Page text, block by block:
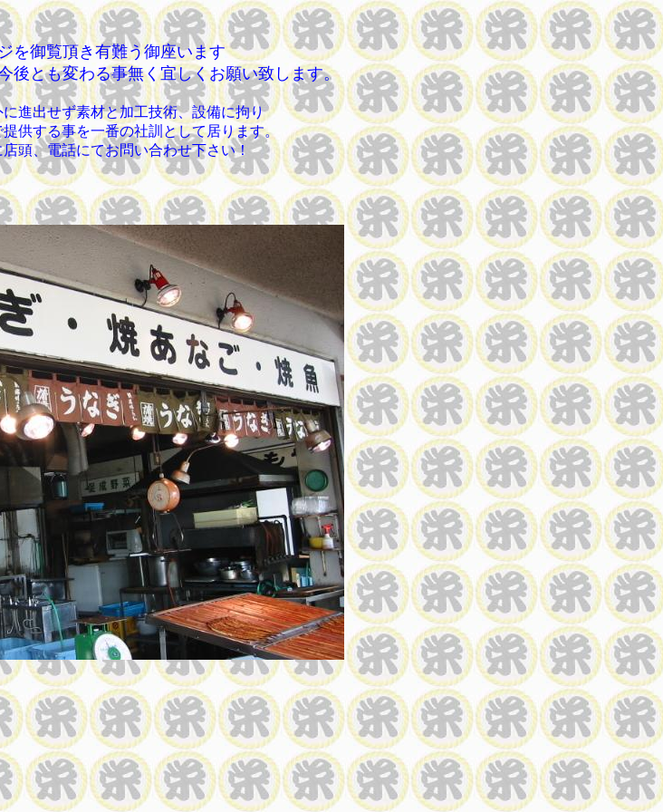
を御覧頂き有難う御座います
後とも変わる事無く宜しくお願い致します。
進出せず素材と加工技術、設備に拘り
供する事を一番の社訓として居ります。
頭、電話にてお問い合わせ下さい！